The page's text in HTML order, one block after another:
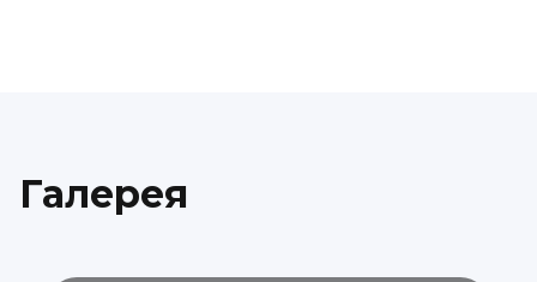
Галерея